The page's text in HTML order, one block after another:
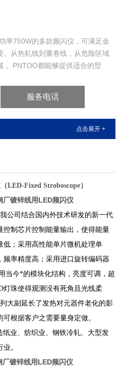
率750W的多款频闪仪，可满足金
。从热轧线到重卷线，从危险区域
PNTOO都能够提供适合的型
服务电话
点击展开 +
LED-Fixed Stroboscope）
厂镀锌线用LED频闪仪
公司结合国内外技术研发的新一代
控制芯片控制能量输出，使得能量
低；采用高性能单片微机处理单
频率精度高；采用进口旋转编码器
当今*的模块化结构，亮度可调，超
珠使得观测没有死角且光线柔
大副延长了发热对元器件老化的影
根据客户之需要量身定做。
业、纺织业、钢铁冷轧、大型发
。
厂镀锌线用LED频闪仪